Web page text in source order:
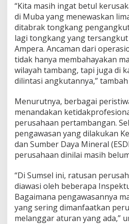
“Kita masih ingat betul
di Muba yang menewaskan
ditabrak tongkang
lagi tongkang yang tersangkut
Ampera. Ancaman dari
tidak hanya membahayakan
wilayah tambang, tapi juga di
dilintasi angkutannya,” tambah
Menurutnya, berbagai
menandakan
perusahaan pertambangan.
pengawasan yang dilakukan
dan Sumber Daya Mineral
perusahaan dinilai masih
“Di Sumsel ini, ratusan
diawasi oleh beberapa
Bagaimana pengawasannya
yang sering dimanfaatkan
melanggar aturan yang ada,”